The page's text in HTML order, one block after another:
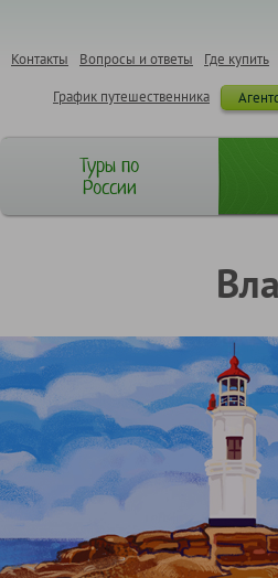
Где купить
Вопросы и ответы
Контакты
График путешественника
Туры по
России